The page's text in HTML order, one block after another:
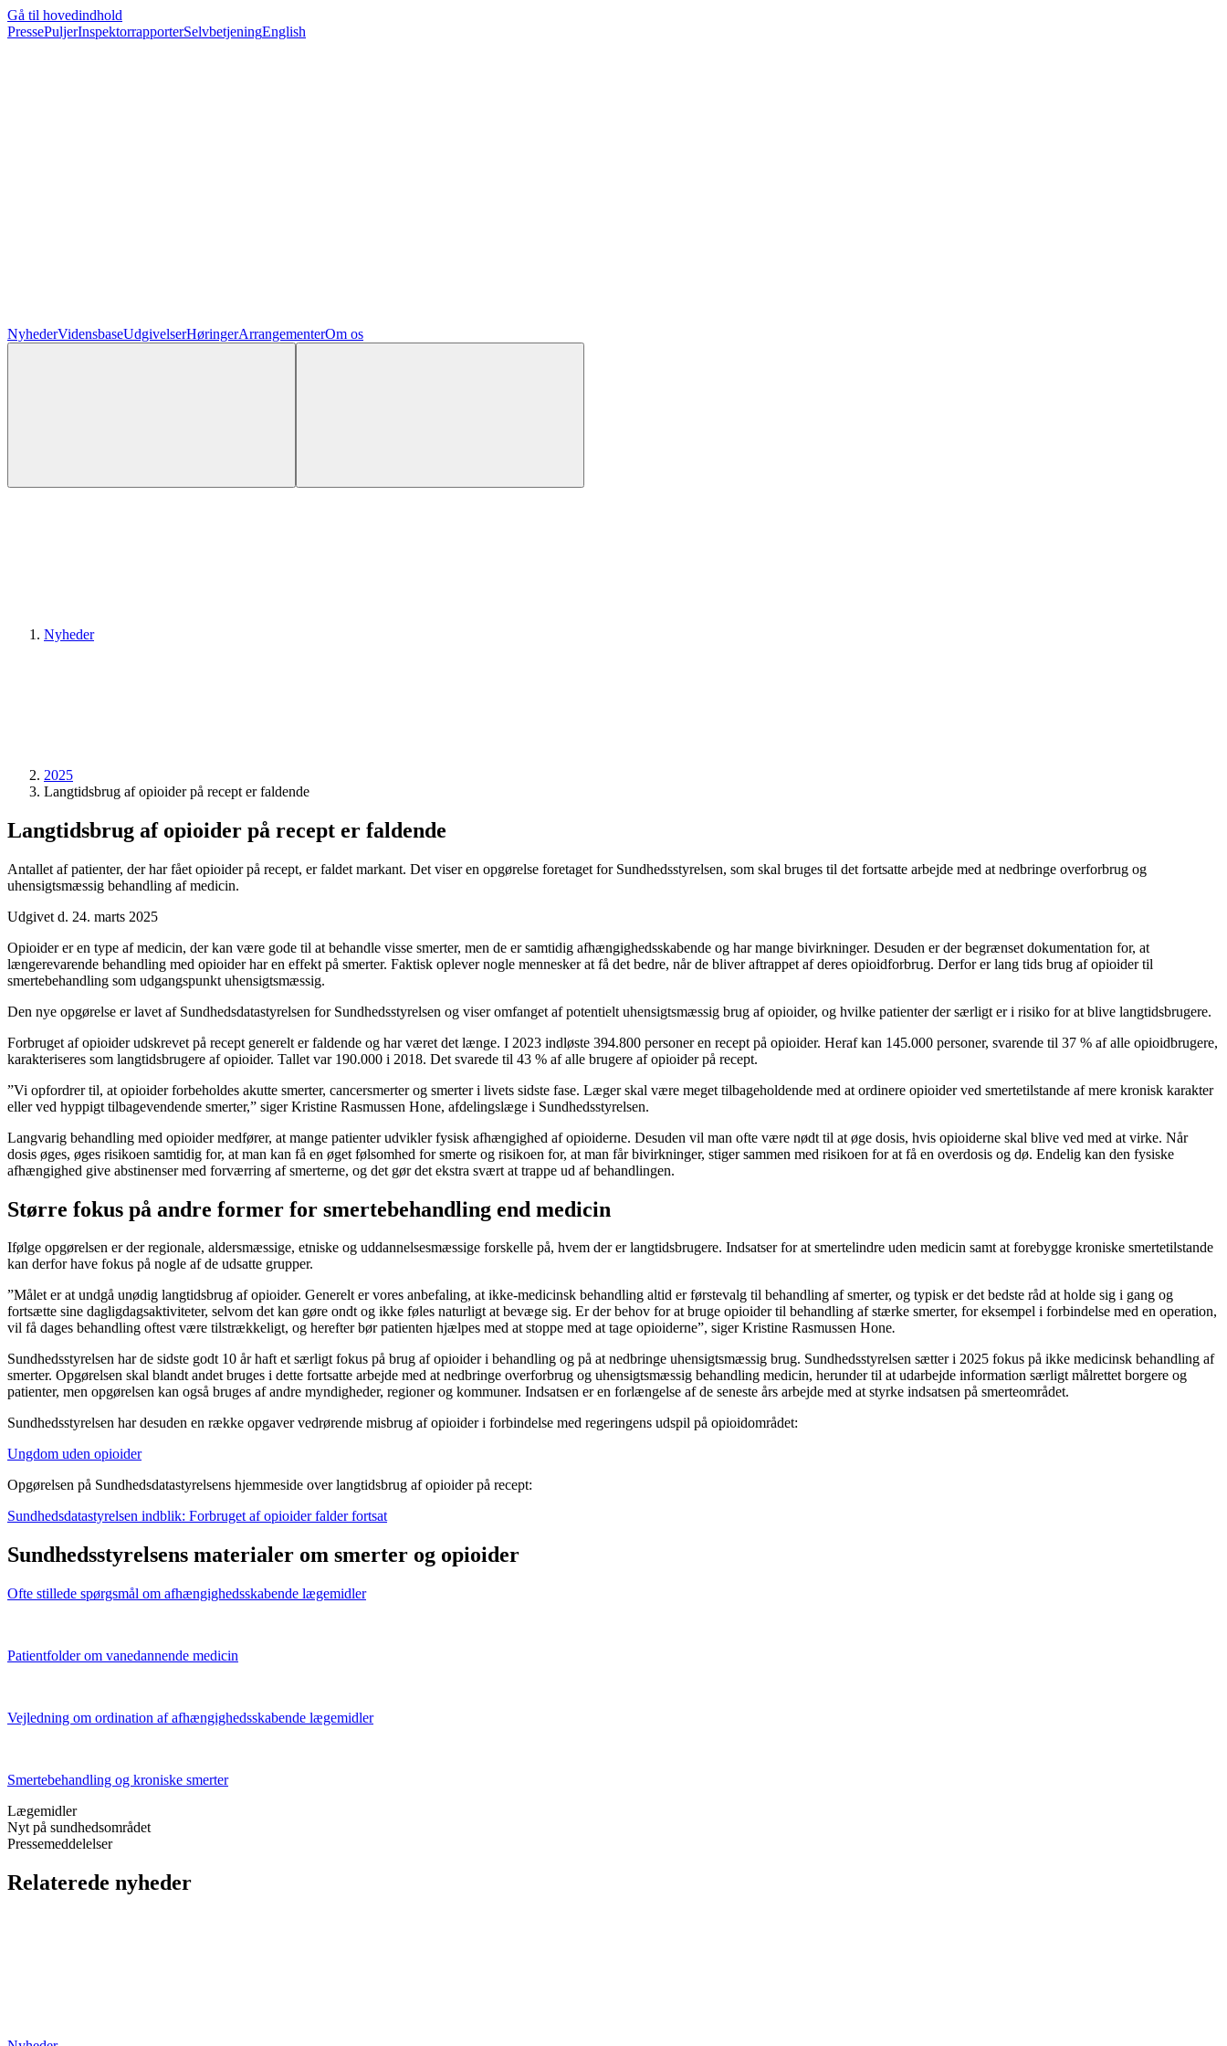
Gå til hovedindhold
PressePuljerInspektorrapporterSelvbetjeningEnglish
NyhederVidensbaseUdgivelserHøringerArrangementerOm os
Nyheder
2025
Langtidsbrug af opioider på recept er faldende
Langtidsbrug af opioider på recept er faldende
Antallet af patienter, der har fået opioider på recept, er faldet markant. Det viser en opgørelse foretaget for Sundhedsstyrelsen, som skal bruges til det fortsatte arbejde med at nedbringe overforbrug og
uhensigtsmæssig behandling af medicin.
Udgivet d. 24. marts 2025
Opioider er en type af medicin, der kan være gode til at behandle visse smerter, men de er samtidig afhængighedsskabende og har mange bivirkninger. Desuden er der begrænset dokumentation for, at
længerevarende behandling med opioider har en effekt på smerter. Faktisk oplever nogle mennesker at få det bedre, når de bliver aftrappet af deres opioidforbrug. Derfor er lang tids brug af opioider til
smertebehandling som udgangspunkt uhensigtsmæssig.
Den nye opgørelse er lavet af Sundhedsdatastyrelsen for Sundhedsstyrelsen og viser omfanget af potentielt uhensigtsmæssig brug af opioider, og hvilke patienter der særligt er i risiko for at blive langtidsbrugere.
Forbruget af opioider udskrevet på recept generelt er faldende og har været det længe. I 2023 indløste 394.800 personer en recept på opioider. Heraf kan 145.000 personer, svarende til 37 % af alle opioidbrugere,
karakteriseres som langtidsbrugere af opioider. Tallet var 190.000 i 2018. Det svarede til 43 % af alle brugere af opioider på recept.
”Vi opfordrer til, at opioider forbeholdes akutte smerter, cancersmerter og smerter i livets sidste fase. Læger skal være meget tilbageholdende med at ordinere opioider ved smertetilstande af mere kronisk karakter
eller ved hyppigt tilbagevendende smerter,” siger Kristine Rasmussen Hone, afdelingslæge i Sundhedsstyrelsen.
Langvarig behandling med opioider medfører, at mange patienter udvikler fysisk afhængighed af opioiderne. Desuden vil man ofte være nødt til at øge dosis, hvis opioiderne skal blive ved med at virke. Når
dosis øges, øges risikoen samtidig for, at man kan få en øget følsomhed for smerte og risikoen for, at man får bivirkninger, stiger sammen med risikoen for at få en overdosis og dø. Endelig kan den fysiske
afhængighed give abstinenser med forværring af smerterne, og det gør det ekstra svært at trappe ud af behandlingen.
Større fokus på andre former for smertebehandling end medicin
Ifølge opgørelsen er der regionale, aldersmæssige, etniske og uddannelsesmæssige forskelle på, hvem der er langtidsbrugere. Indsatser for at smertelindre uden medicin samt at forebygge kroniske smertetilstande
kan derfor have fokus på nogle af de udsatte grupper.
”Målet er at undgå unødig langtidsbrug af opioider. Generelt er vores anbefaling, at ikke-medicinsk behandling altid er førstevalg til behandling af smerter, og typisk er det bedste råd at holde sig i gang og
fortsætte sine dagligdagsaktiviteter, selvom det kan gøre ondt og ikke føles naturligt at bevæge sig. Er der behov for at bruge opioider til behandling af stærke smerter, for eksempel i forbindelse med en operation,
vil få dages behandling oftest være tilstrækkeligt, og herefter bør patienten hjælpes med at stoppe med at tage opioiderne”, siger Kristine Rasmussen Hone.
Sundhedsstyrelsen har de sidste godt 10 år haft et særligt fokus på brug af opioider i behandling og på at nedbringe uhensigtsmæssig brug. Sundhedsstyrelsen sætter i 2025 fokus på ikke medicinsk behandling af
smerter. Opgørelsen skal blandt andet bruges i dette fortsatte arbejde med at nedbringe overforbrug og uhensigtsmæssig behandling medicin, herunder til at udarbejde information særligt målrettet borgere og
patienter, men opgørelsen kan også bruges af andre myndigheder, regioner og kommuner. Indsatsen er en forlængelse af de seneste års arbejde med at styrke indsatsen på smerteområdet.
Sundhedsstyrelsen har desuden en række opgaver vedrørende misbrug af opioider i forbindelse med regeringens udspil på opioidområdet:
Ungdom uden opioider
Opgørelsen på Sundhedsdatastyrelsens hjemmeside over langtidsbrug af opioider på recept:
Sundhedsdatastyrelsen indblik: Forbruget af opioider falder fortsat
Sundhedsstyrelsens materialer om smerter og opioider
Ofte stillede spørgsmål om afhængighedsskabende lægemidler
Patientfolder om vanedannende medicin
Vejledning om ordination af afhængighedsskabende lægemidler
Smertebehandling og kroniske smerter
Lægemidler
Nyt på sundhedsområdet
Pressemeddelelser
Relaterede nyheder